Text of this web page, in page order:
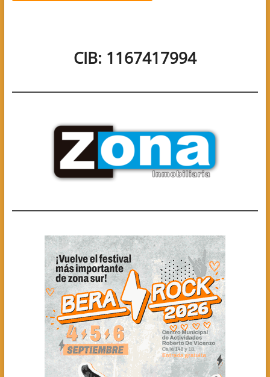
CIB: 1167417994